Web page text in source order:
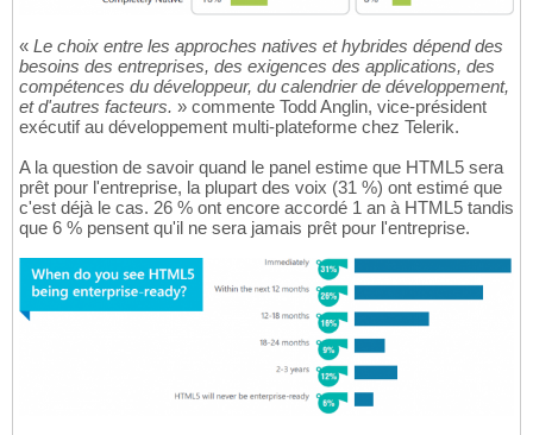
« Le choix entre les approches natives et hybrides dépend des
besoins des entreprises, des exigences des applications, des
compétences du développeur, du calendrier de développement,
et d'autres facteurs. » commente Todd Anglin, vice-président
exécutif au développement multi-plateforme chez Telerik.
A la question de savoir quand le panel estime que HTML5 sera
prêt pour l'entreprise, la plupart des voix (31 %) ont estimé que
c'est déjà le cas. 26 % ont encore accordé 1 an à HTML5 tandis
que 6 % pensent qu'il ne sera jamais prêt pour l'entreprise.